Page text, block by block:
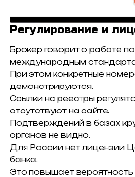
Регулирование и
Брокер говорит о работе по
международным
При этом конкретные
демонстрируются.
Ссылки на реестры
отсутствуют на сайте.
Подтверждений в базах
органов не видно.
Для России нет лицензии
банка.
Это повышает